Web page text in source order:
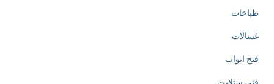
طباخات
غسالات
فتح ابواب
فني ستلايت